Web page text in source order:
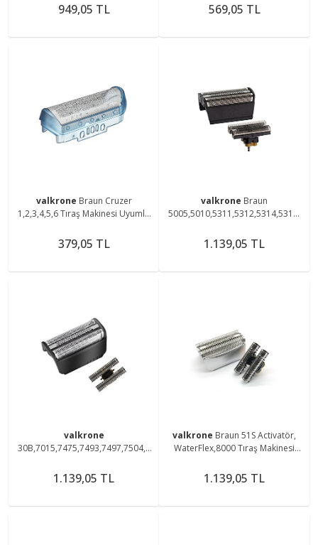
949,05 TL 569,05 TL
valkrone Braun Cruzer
1,2,3,4,5,6 Tıraş Makinesi Uyumlu
379,05 TL
valkrone Braun
5005,5010,5311,5312,5314,5317,
Elek Ve Bıçak Başlık
1.139,05 TL
valkrone
30B,7015,7475,7493,7497,7504,7
Elek Ve Bıçak Başlık
1.139,05 TL
valkrone Braun 51S Activatör,
WaterFlex,8000 Tıraş Makinesi
1.139,05 TL